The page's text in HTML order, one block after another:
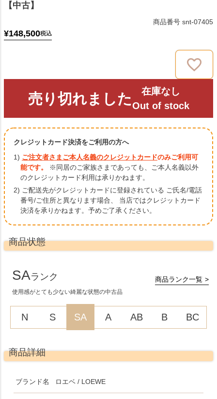
【中古】
商品番号 snt-07405
¥148,500税込
売り切れました
在庫なし
Out of stock
クレジットカード決済をご利用の方へ
1) ご注文者さまご本人名義のクレジットカードのみご利用可
能です。
※同居のご家族さまであっても、ご本人名義以外
のクレジットカード利用は承りかねます。
2) ご配送先がクレジットカードに登録されている ご氏名/電話
番号/ご住所と異なります場合、
当店ではクレジットカード
決済を承りかねます。予めご了承ください。
商品状態
SAランク
使用感がとても少ない綺麗な状態の中古品
商品ランク一覧
N S SA A AB B BC
商品詳細
ブランド名 ロエベ / LOEWE